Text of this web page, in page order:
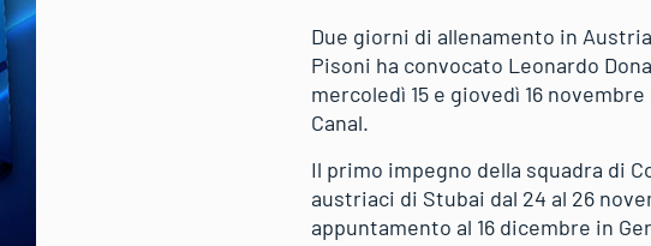
Due giorni di allenamento in
Pisoni ha convocato Leonardo
mercoledì 15 e giovedì 16
Canal.
Il primo impegno della squadra di
austriaci di Stubai dal 24 al 26
appuntamento al 16 dicembre in